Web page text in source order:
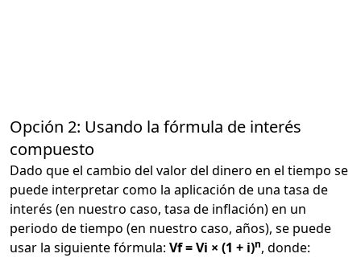
Opción 2: Usando la fórmula de interés
compuesto
Dado que el cambio del valor del dinero en el tiempo se
puede interpretar como la aplicación de una tasa de
interés (en nuestro caso, tasa de inflación) en un
periodo de tiempo (en nuestro caso, años), se puede
usar la siguiente fórmula: Vf = Vi × (1 + i)n, donde: